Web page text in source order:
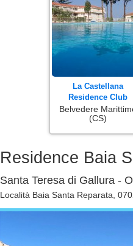
La Castellana
Residence Club
Belvedere
(CS)
Residence Baia
Santa Teresa di Gallura -
Località Baia Santa Reparata,